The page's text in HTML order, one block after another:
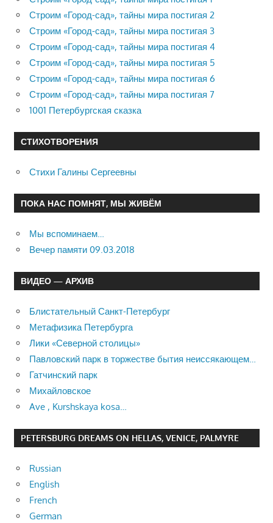
Строим «Город-сад», тайны мира постигая 2
Строим «Город-сад», тайны мира постигая 3
Строим «Город-сад», тайны мира постигая 4
Строим «Город-сад», тайны мира постигая 5
Строим «Город-сад», тайны мира постигая 6
Строим «Город-сад», тайны мира постигая 7
1001 Петербургская сказка
СТИХОТВОРЕНИЯ
Стихи Галины Сергеевны
ПОКА НАС ПОМНЯТ, МЫ ЖИВЁМ
Мы вспоминаем…
Вечер памяти 09.03.2018
ВИДЕО — АРХИВ
Блистательный Санкт-Петербург
Метафизика Петербурга
Лики «Северной столицы»
Павловский парк в торжестве бытия неиссякающем…
Гатчинский парк
Михайловское
Ave , Kurshskaya kosa…
PETERSBURG DREAMS ON HELLAS, VENICE, PALMYRE
Russian
English
French
German